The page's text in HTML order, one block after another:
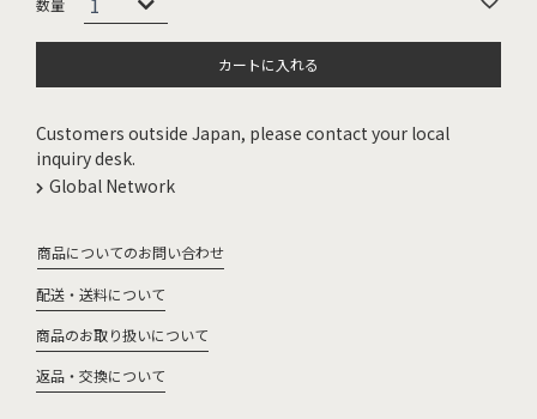
カートに入れる
Customers outside Japan, please contact your local
inquiry desk.
Global Network
商品についてのお問い合わせ
配送・送料について
商品のお取り扱いについて
返品・交換について